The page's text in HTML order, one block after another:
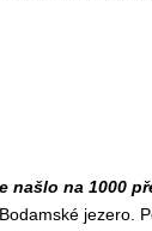
našlo na 1000
jezero.